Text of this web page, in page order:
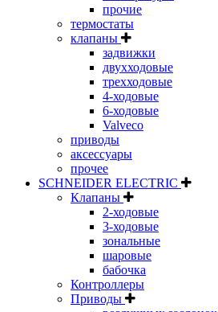
прочие
термостаты
клапаны
задвижки
двухходовые
трехходовые
4-ходовые
6-ходовые
Valveco
приводы
аксессуары
прочее
SCHNEIDER ELECTRIC
Клапаны
2-ходовые
3-ходовые
зональные
шаровые
бабочка
Контроллеры
Приводы